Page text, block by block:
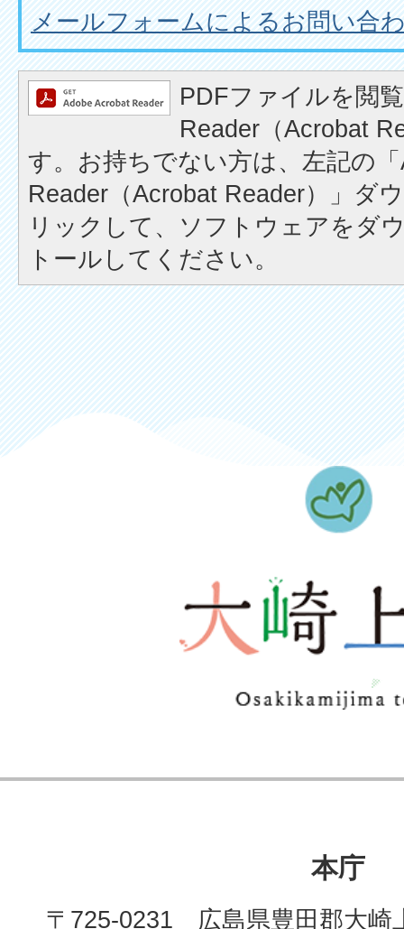
メールフォームによるお問い合
PDFファイルを閲
Reader（Acrobat
す。お持ちでない方は、左記の
Reader（Acrobat Reader）」ダ
リックして、ソフトウェアをダ
トールしてください。
本庁
〒725-0231 広島県豊田郡大崎